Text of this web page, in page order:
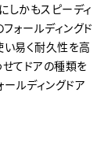
しかもスピーディ
ォールディングド
い易く耐久性を高
てドアの種類を
ールディングドア